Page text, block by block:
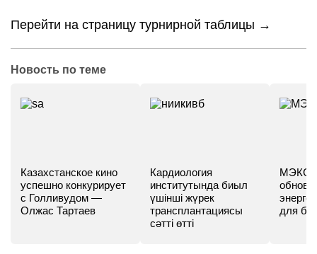
Перейти на страницу турнирной таблицы →
Новость по теме
Казахстанское кино
успешно конкурирует
с Голливудом —
Олжас Тартаев
Кардиология
институтында биыл
үшінші жүрек
трансплантациясы
сәтті өтті
МЭКС -
для